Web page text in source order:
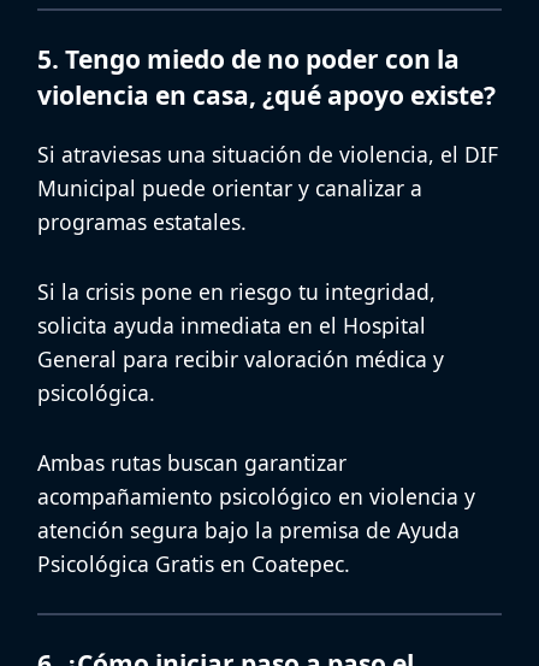
5. Tengo miedo de no poder con la
violencia en casa, ¿qué apoyo existe?
Si atraviesas una situación de violencia, el DIF
Municipal puede orientar y canalizar a
programas estatales.
Si la crisis pone en riesgo tu integridad,
solicita ayuda inmediata en el Hospital
General para recibir valoración médica y
psicológica.
Ambas rutas buscan garantizar
acompañamiento psicológico en violencia y
atención segura bajo la premisa de Ayuda
Psicológica Gratis en Coatepec.